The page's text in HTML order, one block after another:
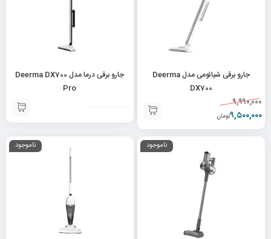
جارو برقی شیائومی مدل Deerma
DX700
۹,۹۹۰,۰۰۰
۹,۵۰۰,۰۰۰تومان
جارو برقی درما مدل Deerma DX700
Pro
ناموجود ناموجود